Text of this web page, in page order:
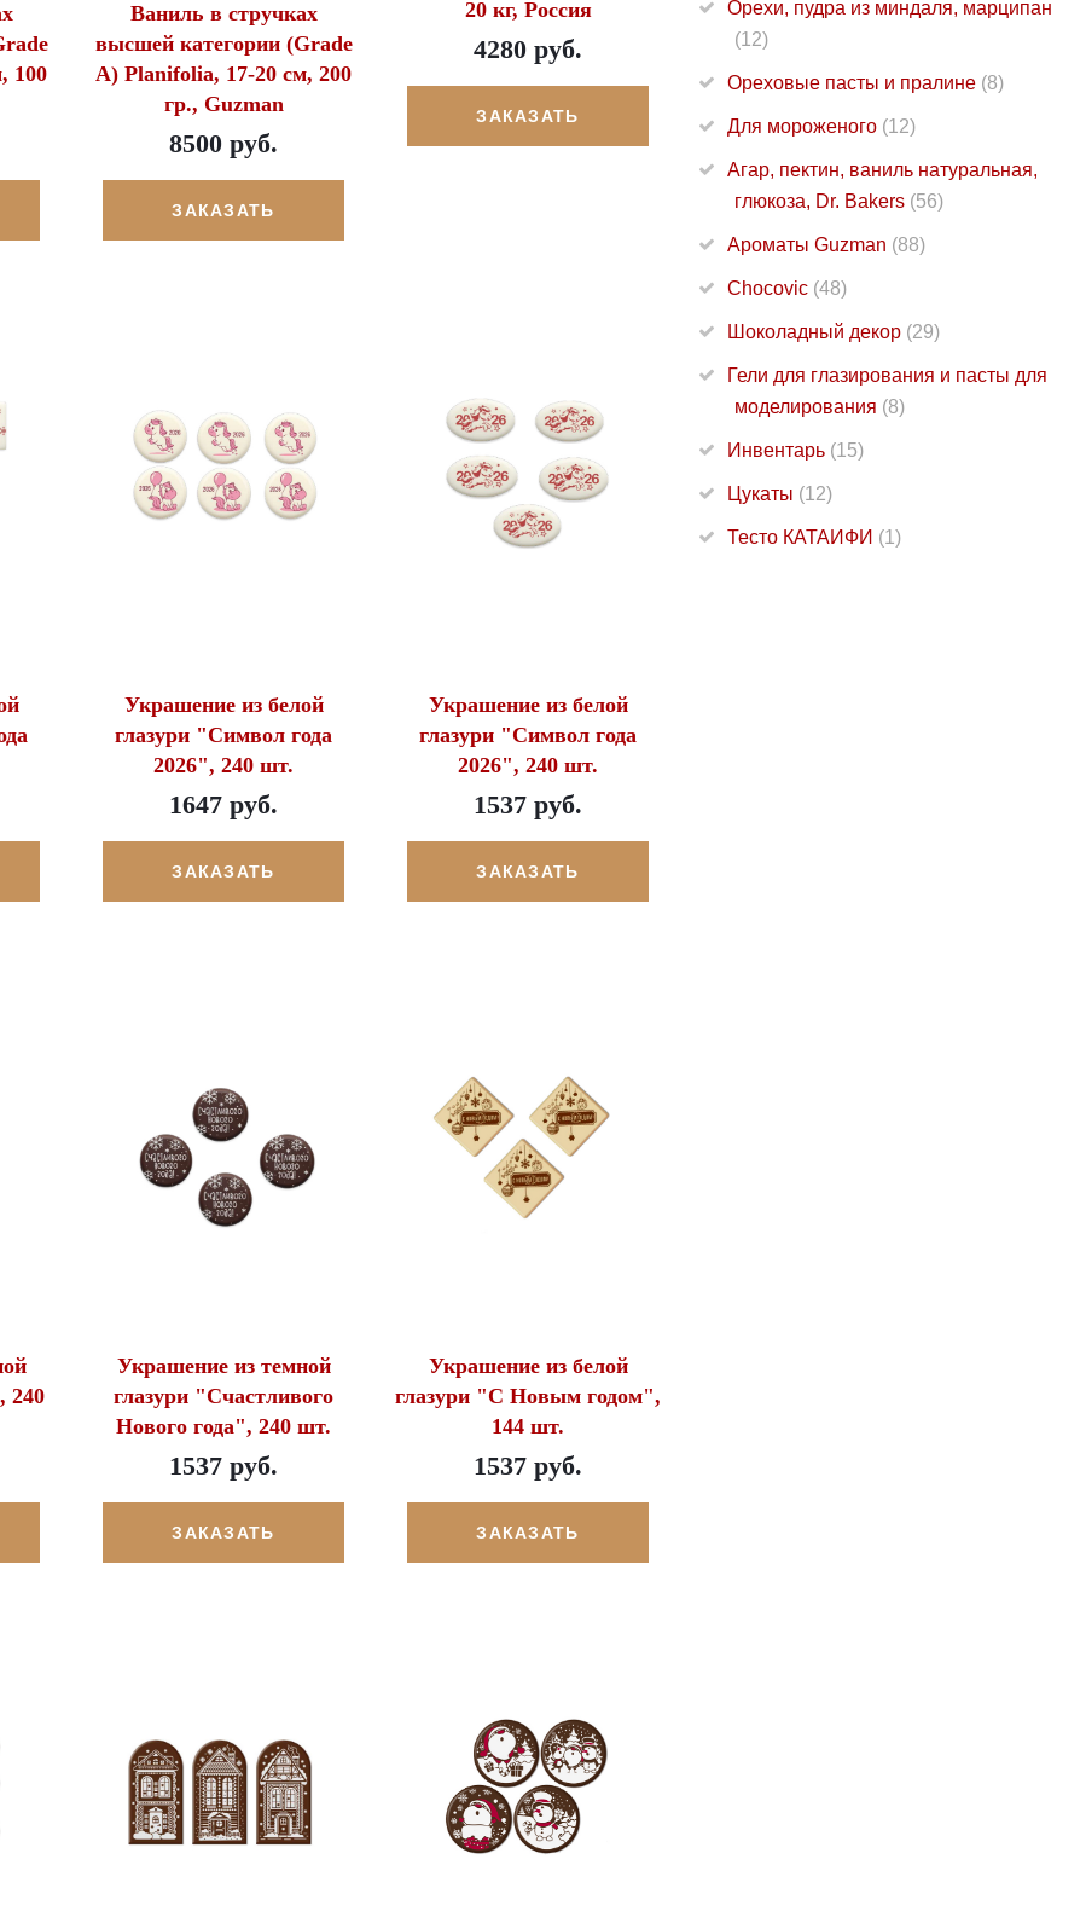
100
Ваниль в стручках
высшей категории (Grade
A) Planifolia, 17-20 см, 200
гр., Guzman
8500 руб.
ЗАКАЗАТЬ
20 кг, Россия
4280 руб.
ЗАКАЗАТЬ
Украшение из белой
глазури "Символ года
2026", 240 шт.
1647 руб.
ЗАКАЗАТЬ
Украшение из белой
глазури "Символ года
2026", 240 шт.
1537 руб.
ЗАКАЗАТЬ
240
Украшение из темной
глазури "Счастливого
Нового года", 240 шт.
1537 руб.
ЗАКАЗАТЬ
Украшение из белой
глазури "С Новым годом",
144 шт.
1537 руб.
ЗАКАЗАТЬ
Орехи, пудра из миндаля, марципан
(12)
Ореховые пасты и пралине (8)
Для мороженого (12)
Агар, пектин, ваниль натуральная,
глюкоза, Dr. Bakers (56)
Ароматы Guzman (88)
Chocovic (48)
Шоколадный декор (29)
Гели для глазирования и пасты для
моделирования (8)
Инвентарь (15)
Цукаты (12)
Тесто КАТАИФИ (1)